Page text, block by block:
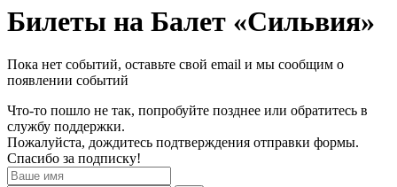
Билеты на Балет «Сильвия»
Пока нет событий, оставьте свой email и мы сообщим о
появлении событий
Что-то пошло не так, попробуйте позднее или обратитесь в
службу поддержки.
Пожалуйста, дождитесь подтверждения отправки формы.
Спасибо за подписку!